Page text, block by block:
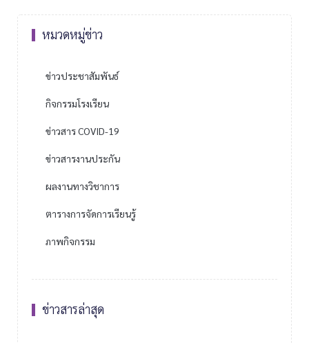
หมวดหมู่ข่าว
ข่าวประชาสัมพันธ์
กิจกรรมโรงเรียน
ข่าวสาร COVID-19
ข่าวสารงานประกัน
ผลงานทางวิชาการ
ตารางการจัดการเรียนรู้
ภาพกิจกรรม
ข่าวสารล่าสุด